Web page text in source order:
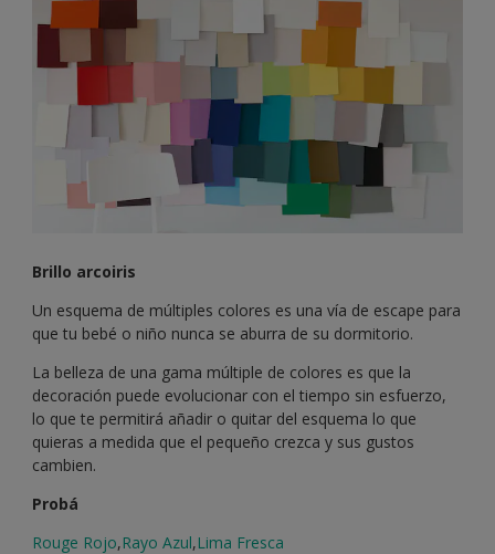
Brillo arcoiris
Un esquema de múltiples colores es una vía de escape para
que tu bebé o niño nunca se aburra de su dormitorio.
La belleza de una gama múltiple de colores es que la
decoración puede evolucionar con el tiempo sin esfuerzo,
lo que te permitirá añadir o quitar del esquema lo que
quieras a medida que el pequeño crezca y sus gustos
cambien.
Probá
Rouge Rojo,Rayo Azul,Lima Fresca